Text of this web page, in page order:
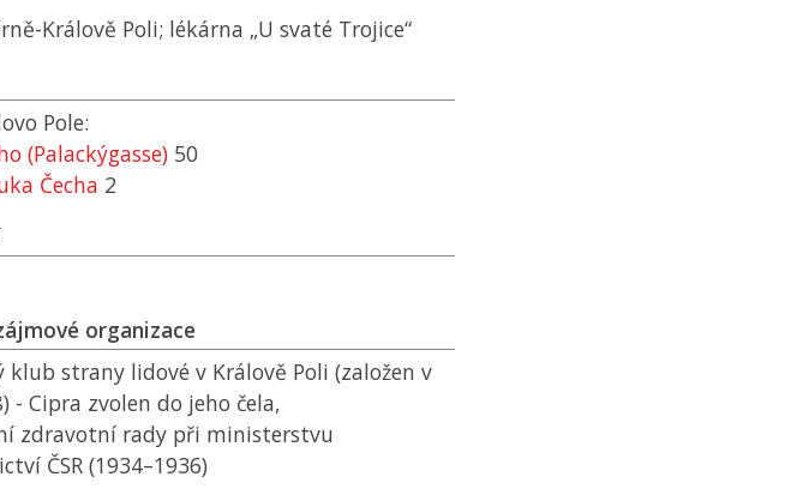
Králově Poli; lékárna „U svaté Trojice“
Pole:
(Palackýgasse) 50
Čecha 2
organizace
klub strany lidové v Králově Poli (založen v
- Cipra zvolen do jeho čela,
zdravotní rady při ministerstvu
ČSR (1934–1936)